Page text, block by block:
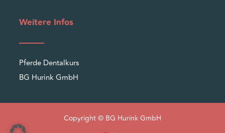
Weitere Infos
Pferde Dentalkurs
BG Hurink GmbH
Copyright © BG Hurink GmbH